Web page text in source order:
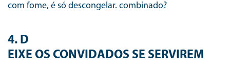
com fome, é só descongelar. combinado?
4. D
EIXE OS CONVIDADOS SE SERVIREM